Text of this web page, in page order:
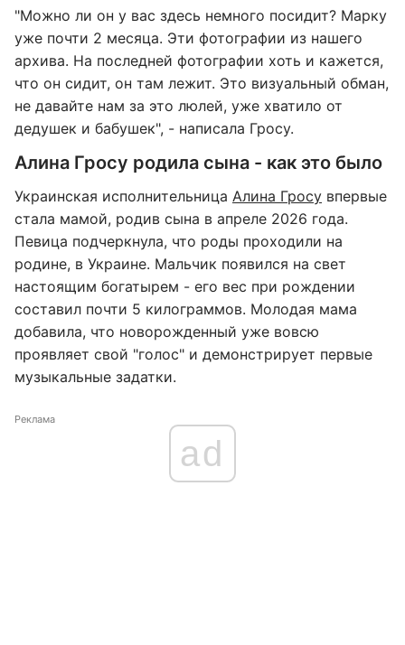
"Можно ли он у вас здесь немного посидит? Марку
уже почти 2 месяца. Эти фотографии из нашего
архива. На последней фотографии хоть и кажется,
что он сидит, он там лежит. Это визуальный обман,
не давайте нам за это люлей, уже хватило от
дедушек и бабушек", - написала Гросу.
Алина Гросу родила сына - как это было
Украинская исполнительница Алина Гросу впервые
стала мамой, родив сына в апреле 2026 года.
Певица подчеркнула, что роды проходили на
родине, в Украине. Мальчик появился на свет
настоящим богатырем - его вес при рождении
составил почти 5 килограммов. Молодая мама
добавила, что новорожденный уже вовсю
проявляет свой "голос" и демонстрирует первые
музыкальные задатки.
Реклама
ad